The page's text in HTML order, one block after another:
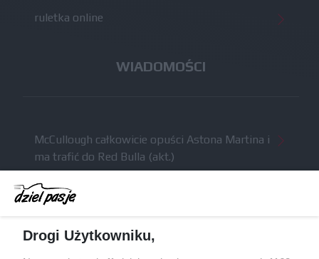
ruletka online
WIADOMOŚCI
McCullough całkowicie opuści Astona Martina i
ma trafić do Red Bulla (akt.)
Dochód F1 spadł o 61 procent względem
zeszłego sezonu
algorytmach?
Drogi Użytkowniku,